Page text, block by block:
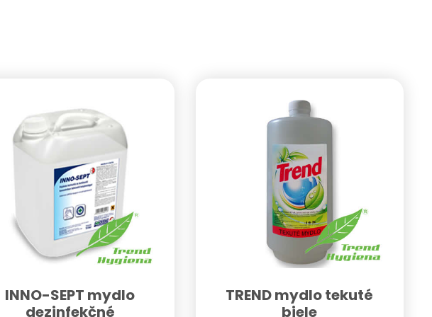
INNO-SEPT mydlo
dezinfekčné
TREND mydlo tekuté
biele